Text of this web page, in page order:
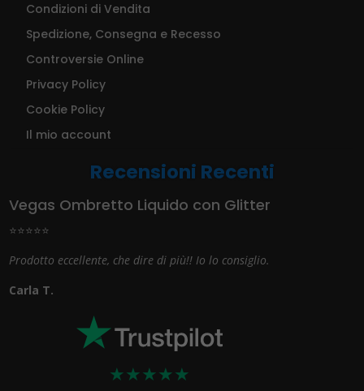
Condizioni di Vendita
Spedizione, Consegna e Recesso
Controversie Online
Privacy Policy
Cookie Policy
Il mio account
Recensioni Recenti
Vegas Ombretto Liquido con Glitter
⭐⭐⭐⭐⭐
Prodotto eccellente, che dire di più!! Io lo consiglio.
Carla T.
★★★★★